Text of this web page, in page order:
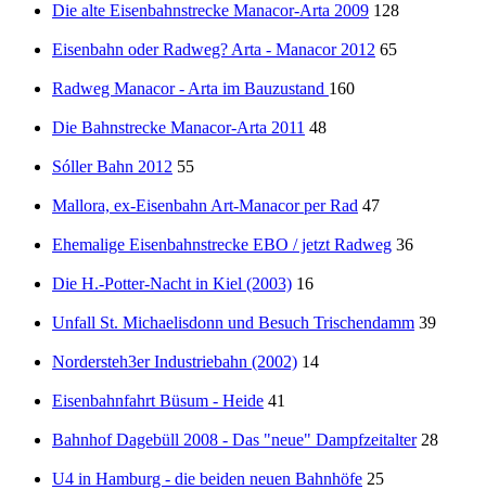
Die alte Eisenbahnstrecke Manacor-Arta 2009 128
Eisenbahn oder Radweg? Arta - Manacor 2012 65
Radweg Manacor - Arta im Bauzustand 160
Die Bahnstrecke Manacor-Arta 2011 48
Sóller Bahn 2012 55
Mallora, ex-Eisenbahn Art-Manacor per Rad 47
Ehemalige Eisenbahnstrecke EBO / jetzt Radweg 36
Die H.-Potter-Nacht in Kiel (2003) 16
Unfall St. Michaelisdonn und Besuch Trischendamm 39
Nordersteh3er Industriebahn (2002) 14
Eisenbahnfahrt Büsum - Heide 41
Bahnhof Dagebüll 2008 - Das "neue" Dampfzeitalter 28
U4 in Hamburg - die beiden neuen Bahnhöfe 25